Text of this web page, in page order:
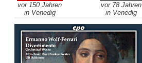
vor 150 Jahren
in Venedig
vor 78 Jahren
in Venedig